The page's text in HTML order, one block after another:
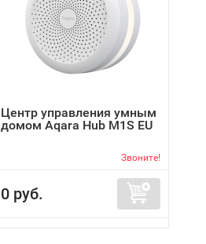
Центр управления умным
домом Aqara Hub M1S EU
Звоните!
0 руб.